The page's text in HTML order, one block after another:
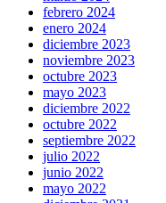
febrero 2024
enero 2024
diciembre 2023
noviembre 2023
octubre 2023
mayo 2023
diciembre 2022
octubre 2022
septiembre 2022
julio 2022
junio 2022
mayo 2022